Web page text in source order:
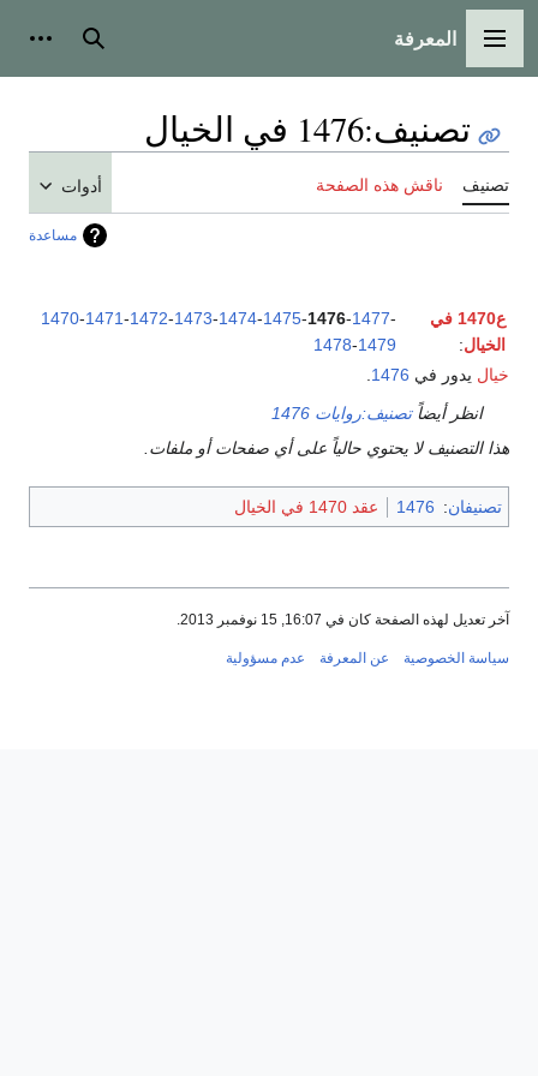
القائمة الرئيسية
المعرفة بحث
تصنيف:1476 في الخيال
تصنيف ناقش هذه الصفحة أدوات
مساعدة
ع1470 في
الخيال:
1470-1471-1472-1473-1474-1475-1476-1477-
1478-1479
خيال يدور في 1476
انظر أيضاًتصنيف:روايات 1476
هذا التصنيف لا يحتوي حالياً على أي صفحات أو ملفات.
تصنيفان:
1476 عقد 1470 في الخيال
آخر تعديل لهذه الصفحة كان في 16:07, 15 نوفمبر 2013.
سياسة الخصوصية عن المعرفة عدم مسؤولية